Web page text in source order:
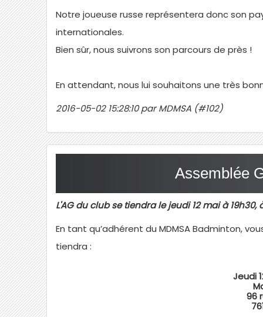
Notre joueuse russe représentera donc son
internationales.
Bien sûr, nous suivrons son parcours de près !
En attendant, nous lui souhaitons une très
2016-05-02 15:28:10 par MDMSA (#102)
Assemblée
L'AG du club se tiendra le jeudi 12 mai à
En tant qu’adhérent du MDMSA Badminton,
tiendra :
Jeudi
96